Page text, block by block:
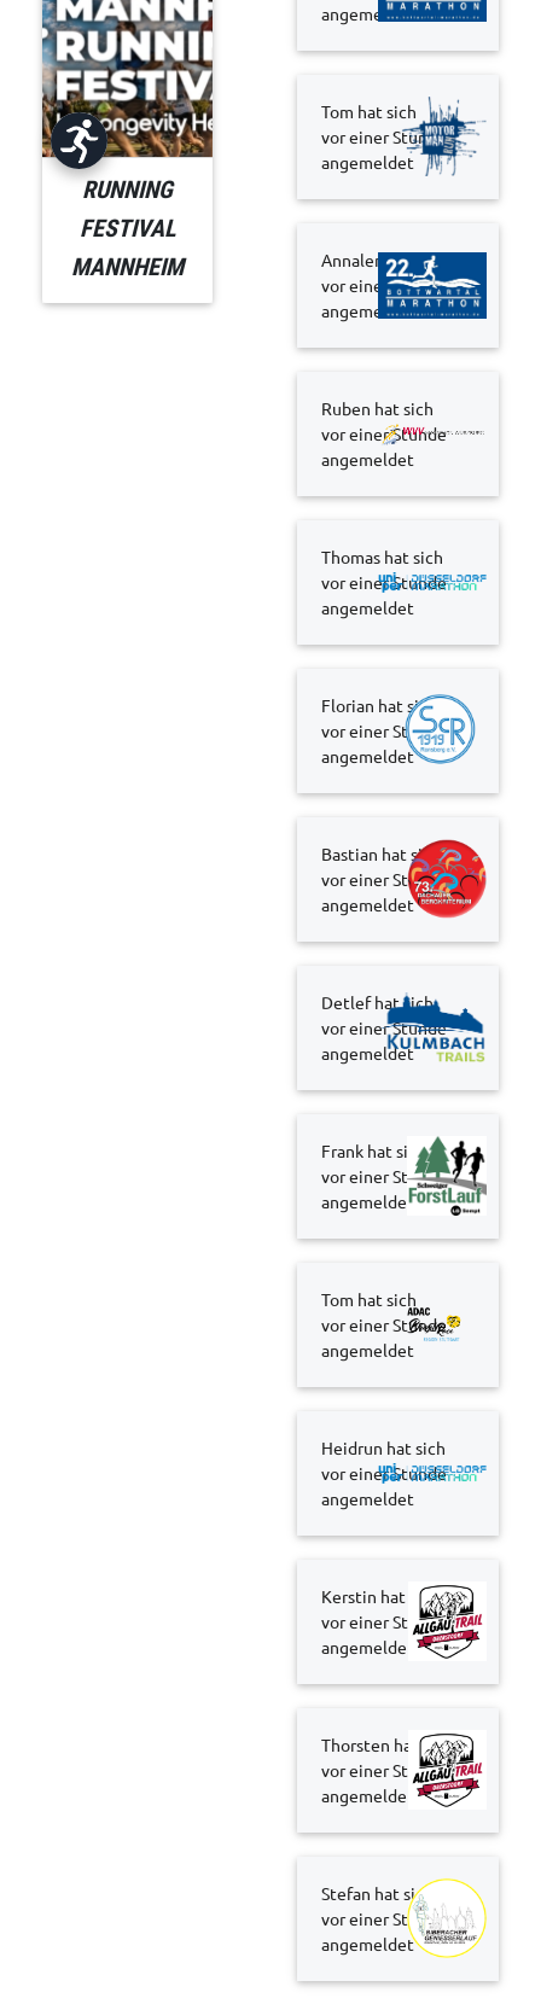
RUNNING
FESTIVAL
MANNHEIM
angemeldet
Tom hat sich
vor einer Stunde
angemeldet
Annalena hat sich
vor einer Stunde
angemeldet
Ruben hat sich
vor einer Stunde
angemeldet
Thomas hat sich
vor einer Stunde
angemeldet
Florian hat sich
vor einer Stunde
angemeldet
Bastian hat sich
vor einer Stunde
angemeldet
Detlef hat sich
vor einer Stunde
angemeldet
Frank hat sich
vor einer Stunde
angemeldet
Tom hat sich
vor einer Stunde
angemeldet
Heidrun hat sich
vor einer Stunde
angemeldet
Kerstin hat sich
vor einer Stunde
angemeldet
Thorsten hat sich
vor einer Stunde
angemeldet
Stefan hat sich
vor einer Stunde
angemeldet